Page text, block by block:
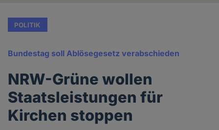
POLITIK
Bundestag soll Ablösegesetz verabschieden
NRW-Grüne wollen
Staatsleistungen für
Kirchen stoppen